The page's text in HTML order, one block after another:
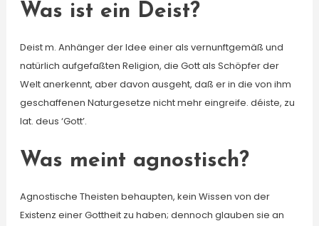
Was ist ein Deist?
Deist m. Anhänger der Idee einer als vernunftgemäß und
natürlich aufgefaßten Religion, die Gott als Schöpfer der
Welt anerkennt, aber davon ausgeht, daß er in die von ihm
geschaffenen Naturgesetze nicht mehr eingreife. déiste, zu
lat. deus ‘Gott’.
Was meint agnostisch?
Agnostische Theisten behaupten, kein Wissen von der
Existenz einer Gottheit zu haben; dennoch glauben sie an